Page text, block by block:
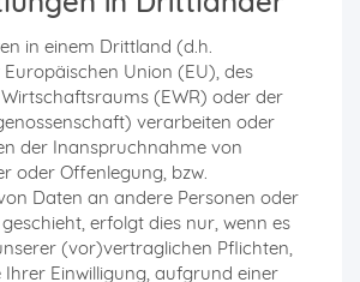
in einem Drittland (d.h.
Union (EU), des
(EWR) oder der
verarbeiten oder
der Inanspruchnahme von
oder Offenlegung, bzw.
Daten an andere Personen oder
erfolgt dies nur, wenn es
(vor)vertraglichen Pflichten,
Einwilligung, aufgrund einer